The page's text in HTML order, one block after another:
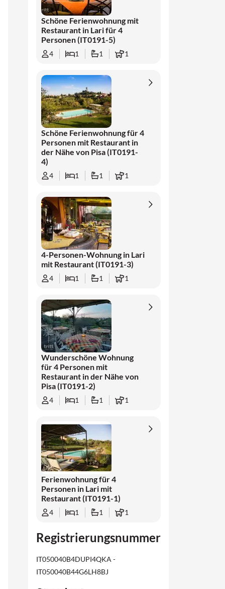
Schöne Ferienwohnung mit
Restaurant in Lari für 4
Personen (IT0191-5)
4 1 1 1
Schöne Ferienwohnung für 4
Personen mit Restaurant in
der Nähe von Pisa (IT0191-
4)
4 1 1 1
4-Personen-Wohnung in Lari
mit Restaurant (IT0191-3)
4 1 1 1
Wunderschöne Wohnung
für 4 Personen mit
Restaurant in der Nähe von
Pisa (IT0191-2)
4 1 1 1
Ferienwohnung für 4
Personen in Lari mit
Restaurant (IT0191-1)
4 1 1 1
Registrierungsnummer
IT050040B4DUPI4QKA -
IT050040B44G6LH8BJ